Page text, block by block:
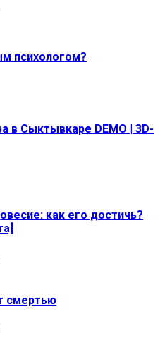
психологом?
в Сыктывкаре DEMO | 3D-
как его достичь?
смертью